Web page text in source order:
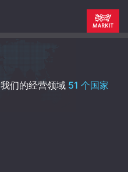
我们的经营领域 51 个国家